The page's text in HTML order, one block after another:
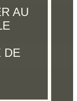
AU
DE